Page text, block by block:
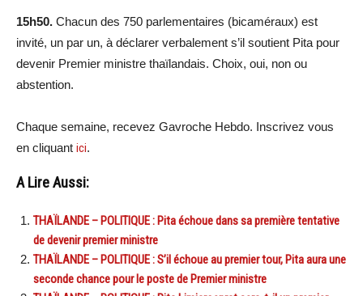
15h50. Chacun des 750 parlementaires (bicaméraux) est
invité, un par un, à déclarer verbalement s’il soutient Pita pour
devenir Premier ministre thaïlandais. Choix, oui, non ou
abstention.
Chaque semaine, recevez Gavroche Hebdo. Inscrivez vous
en cliquant ici.
A Lire Aussi:
THAÏLANDE – POLITIQUE : Pita échoue dans sa première tentative
de devenir premier ministre
THAÏLANDE – POLITIQUE : S’il échoue au premier tour, Pita aura une
seconde chance pour le poste de Premier ministre